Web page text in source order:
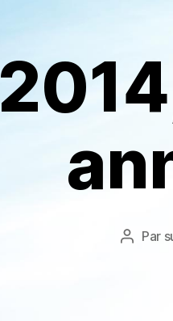
Auteur
Par